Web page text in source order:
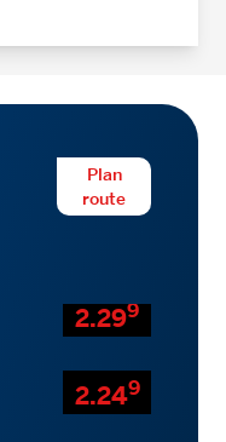
Plan
route
2.299
2.249